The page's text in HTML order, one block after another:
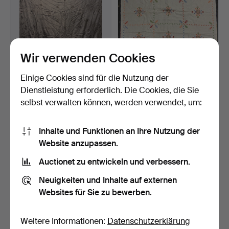
Manilaschal aus
schwarzem besticktem
Seide…
3 Tage
Tischdeckenset mit sechs
Platzsets aus bes…
15 Tage
Wir verwenden Cookies
Einige Cookies sind für die Nutzung der
Dienstleistung erforderlich. Die Cookies, die Sie
selbst verwalten können, werden verwendet, um:
Inhalte und Funktionen an Ihre Nutzung der
Website anzupassen.
Auctionet zu entwickeln und verbessern.
Neuigkeiten und Inhalte auf externen
Websites für Sie zu bewerben.
Weitere Informationen: Datenschutzerklärung